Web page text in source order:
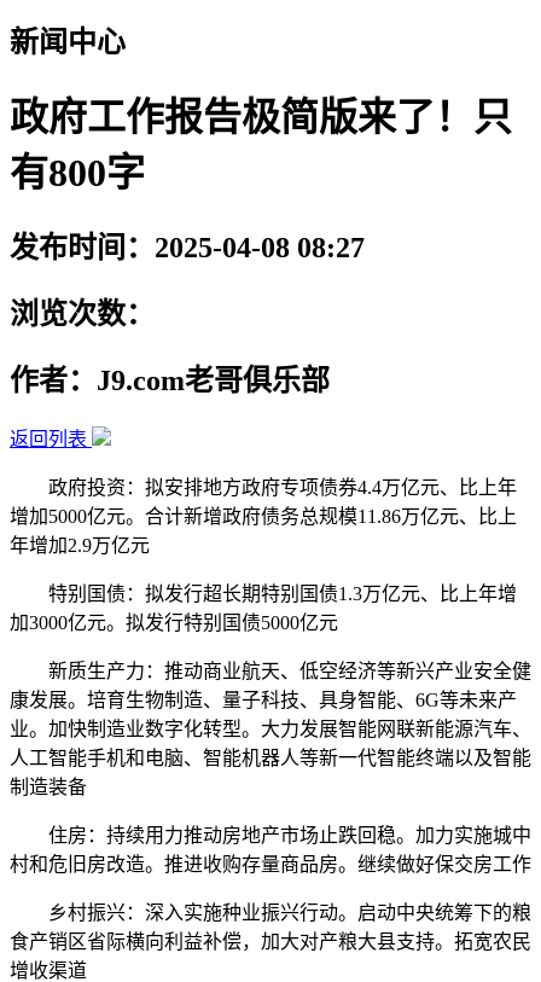
新闻中心
政府工作报告极简版来了！只
有800字
发布时间：2025-04-08 08:27
浏览次数：
作者：J9.com老哥俱乐部
返回列表
政府投资：拟安排地方政府专项债券4.4万亿元、比上年
增加5000亿元。合计新增政府债务总规模11.86万亿元、比上
年增加2.9万亿元
特别国债：拟发行超长期特别国债1.3万亿元、比上年增
加3000亿元。拟发行特别国债5000亿元
新质生产力：推动商业航天、低空经济等新兴产业安全健
康发展。培育生物制造、量子科技、具身智能、6G等未来产
业。加快制造业数字化转型。大力发展智能网联新能源汽车、
人工智能手机和电脑、智能机器人等新一代智能终端以及智能
制造装备
住房：持续用力推动房地产市场止跌回稳。加力实施城中
村和危旧房改造。推进收购存量商品房。继续做好保交房工作
乡村振兴：深入实施种业振兴行动。启动中央统筹下的粮
食产销区省际横向利益补偿，加大对产粮大县支持。拓宽农民
增收渠道